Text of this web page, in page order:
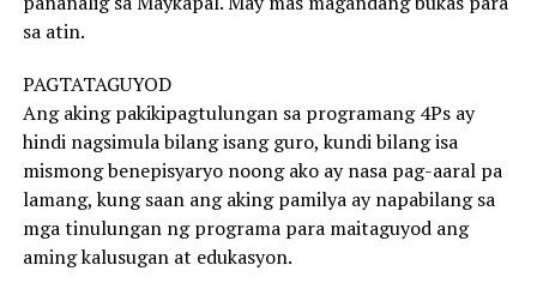
sa atin.
PAGTATAGUYOD
Ang aking pakikipagtulungan sa programang 4Ps ay
hindi nagsimula bilang isang guro, kundi bilang isa
mismong benepisyaryo noong ako ay nasa pag-aaral pa
lamang, kung saan ang aking pamilya ay napabilang sa
mga tinulungan ng programa para maitaguyod ang
aming kalusugan at edukasyon.